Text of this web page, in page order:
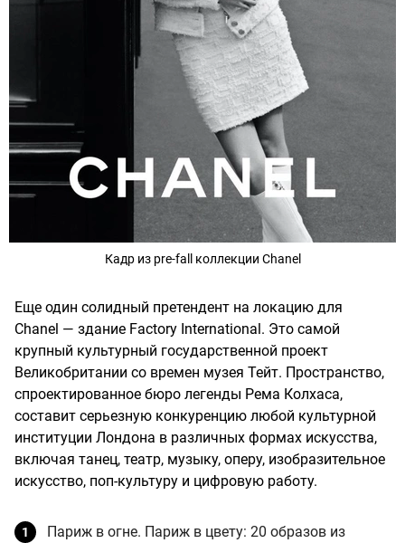
Кадр из pre-fall коллекции Chanel
Еще один солидный претендент на локацию для
Chanel — здание Factory International. Это самой
крупный культурный государственной проект
Великобритании со времен музея Тейт. Пространство,
спроектированное бюро легенды Рема Колхаса,
составит серьезную конкуренцию любой культурной
институции Лондона в различных формах искусства,
включая танец, театр, музыку, оперу, изобразительное
искусство, поп-культуру и цифровую работу.
Париж в огне. Париж в цвету: 20 образов из